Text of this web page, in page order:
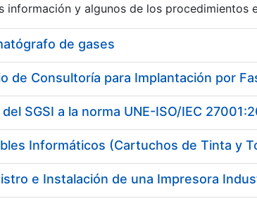
información y algunos de los procedimientos
de gases
SGSI a la norma UNE-ISO/IEC
Informáticos (Cartuchos de Tinta y
e Instalación de una Impresora